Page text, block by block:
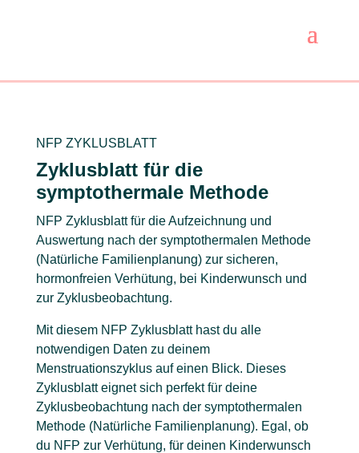
NFP ZYKLUSBLATT
Zyklusblatt für die
symptothermale Methode
NFP Zyklusblatt für die Aufzeichnung und
Auswertung nach der symptothermalen Methode
(Natürliche Familienplanung) zur sicheren,
hormonfreien Verhütung, bei Kinderwunsch und
zur Zyklusbeobachtung.
Mit diesem NFP Zyklusblatt hast du alle
notwendigen Daten zu deinem
Menstruationszyklus auf einen Blick. Dieses
Zyklusblatt eignet sich perfekt für deine
Zyklusbeobachtung nach der symptothermalen
Methode (Natürliche Familienplanung). Egal, ob
du NFP zur Verhütung, für deinen Kinderwunsch